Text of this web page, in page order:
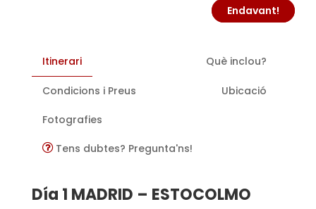
Endavant!
Itinerari Què inclou?
Condicions i Preus Ubicació
Fotografies
Tens dubtes? Pregunta'ns!
Día 1 MADRID – ESTOCOLMO